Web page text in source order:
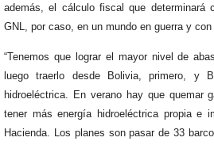
además, el cálculo fiscal que determinará
GNL, por caso, en un mundo en guerra y
“Tenemos que lograr el mayor nivel de
luego traerlo desde Bolivia, primero, y
hidroeléctrica. En verano hay que quemar
tener más energía hidroeléctrica propia e
Hacienda. Los planes son pasar de 33